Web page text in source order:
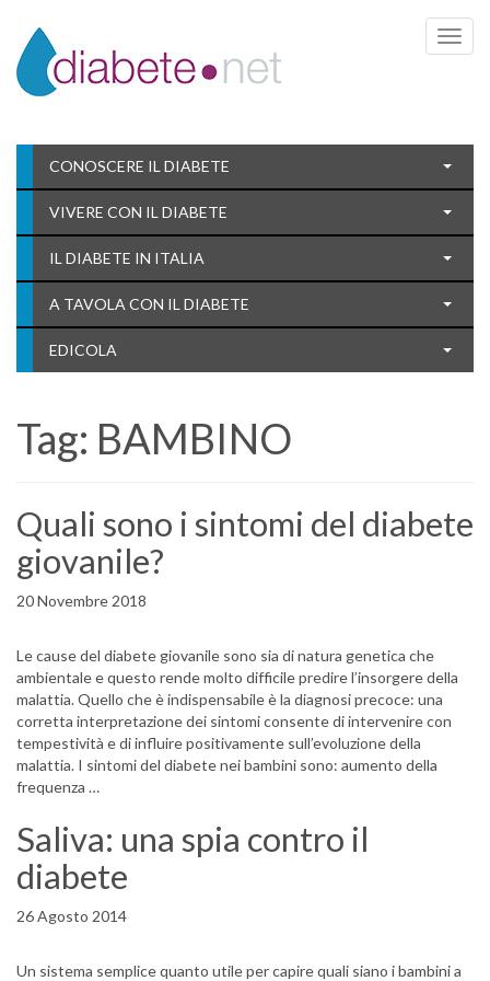
Toggle
CONOSCERE IL DIABETE
VIVERE CON IL DIABETE
IL DIABETE IN ITALIA
A TAVOLA CON IL DIABETE
EDICOLA
Tag: BAMBINO
Quali sono i sintomi del diabete
giovanile?
20 Novembre 2018
Le cause del diabete giovanile sono sia di natura genetica che
ambientale e questo rende molto difficile predire l’insorgere della
malattia. Quello che è indispensabile è la diagnosi precoce: una
corretta interpretazione dei sintomi consente di intervenire con
tempestività e di influire positivamente sull’evoluzione della
malattia. I sintomi del diabete nei bambini sono: aumento della
frequenza …
Saliva: una spia contro il
diabete
26 Agosto 2014
Un sistema semplice quanto utile per capire quali siano i bambini a